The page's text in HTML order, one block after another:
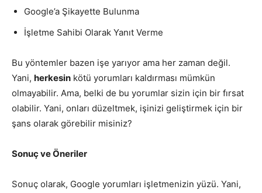
Google’a Şikayette Bulunma
İşletme Sahibi Olarak Yanıt Verme
Bu yöntemler bazen işe yarıyor ama her zaman değil.
Yani, herkesin kötü yorumları kaldırması mümkün
olmayabilir. Ama, belki de bu yorumlar sizin için bir fırsat
olabilir. Yani, onları düzeltmek, işinizi geliştirmek için bir
şans olarak görebilir misiniz?
Sonuç ve Öneriler
Sonuç olarak, Google yorumları işletmenizin yüzü. Yani,